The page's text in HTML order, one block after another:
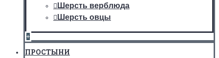
Шерсть верблюда
Шерсть овцы
+
ПРОСТЫНИ